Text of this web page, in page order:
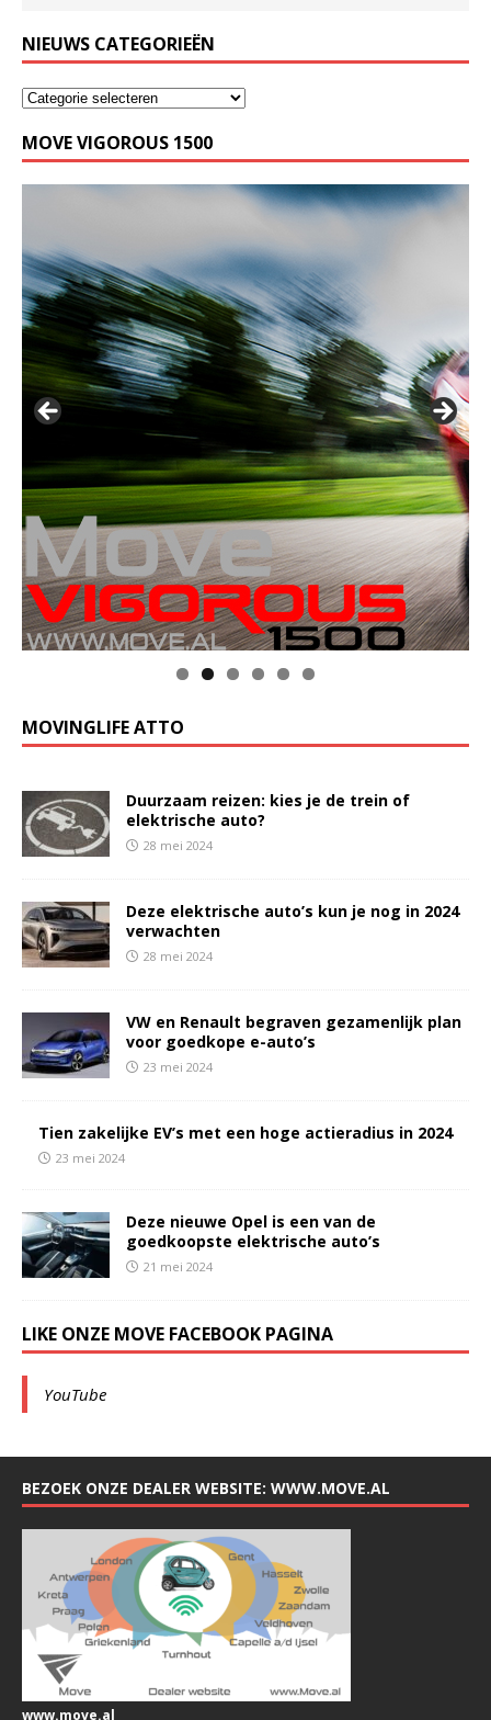
NIEUWS CATEGORIEËN
MOVE VIGOROUS 1500
MOVINGLIFE ATTO
Duurzaam reizen: kies je de trein of
elektrische auto?
28 mei 2024
Deze elektrische auto’s kun je nog in 2024
verwachten
28 mei 2024
VW en Renault begraven gezamenlijk plan
voor goedkope e-auto’s
23 mei 2024
Tien zakelijke EV’s met een hoge actieradius in 2024
23 mei 2024
Deze nieuwe Opel is een van de
goedkoopste elektrische auto’s
21 mei 2024
LIKE ONZE MOVE FACEBOOK PAGINA
YouTube
BEZOEK ONZE DEALER WEBSITE: WWW.MOVE.AL
www.move.al